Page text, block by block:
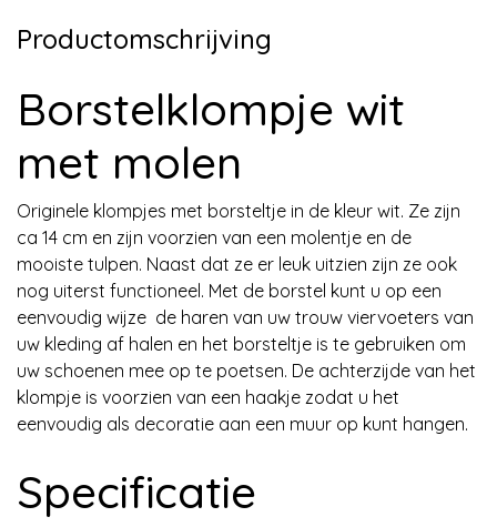
Productomschrijving
Borstelklompje wit
met molen
Originele klompjes met borsteltje in de kleur wit. Ze zijn
ca 14 cm en zijn voorzien van een molentje en de
mooiste tulpen. Naast dat ze er leuk uitzien zijn ze ook
nog uiterst functioneel. Met de borstel kunt u op een
eenvoudig wijze de haren van uw trouw viervoeters van
uw kleding af halen en het borsteltje is te gebruiken om
uw schoenen mee op te poetsen. De achterzijde van het
klompje is voorzien van een haakje zodat u het
eenvoudig als decoratie aan een muur op kunt hangen.
Specificatie